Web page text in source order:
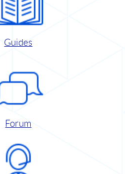
Guides
Forum